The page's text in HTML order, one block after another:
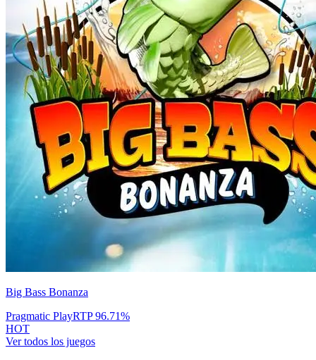
Big Bass Bonanza
Pragmatic PlayRTP96.71%
HOT
Ver todos los juegos